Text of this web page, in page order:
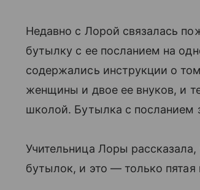
Недавно с Лорой связалась
бутылку с ее посланием на
содержались инструкции о
женщины и двое ее внуков, и
школой. Бутылка с посланием
Учительница Лоры
бутылок, и это — только пятая